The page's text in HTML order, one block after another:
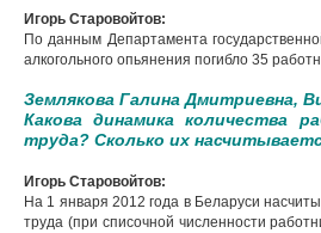
Игорь Старовойтов:
По данным Департамента
алкогольного опьянения погибло 35
Землякова Галина Дмитриевна,
Какова динамика количества
труда? Сколько их
Игорь Старовойтов:
На 1 января 2012 года в Беларуси
труда (при списочной численности